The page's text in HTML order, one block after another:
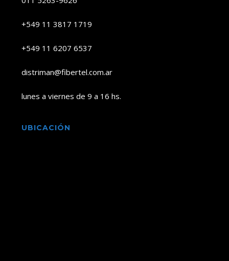
+549 11 3817 1719
+549 11 6207 6537
distriman@fibertel.com.ar
lunes a viernes de 9 a 16 hs.
UBICACIÓN